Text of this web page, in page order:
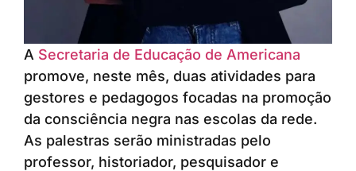
A Secretaria de Educação de Americana
promove, neste mês, duas atividades para
gestores e pedagogos focadas na promoção
da consciência negra nas escolas da rede.
As palestras serão ministradas pelo
professor, historiador, pesquisador e